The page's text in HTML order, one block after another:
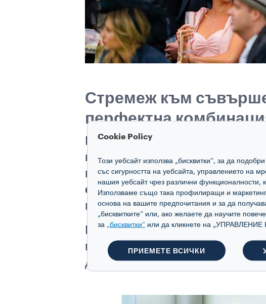
Стремеж към
перфектна
Партньорството между Ascot и
взаименстремежкъм
последните осем години това
смесицамежду автентичния
предлагайки запомнящи се
През цялата година Lavazza
включително в нашите
допълнение към чисто новата
Cookie Policy
Този уебсайт използва „бисквитки“, за да
със сигурността на уебсайта, управлението на
нашия уебсайт чрез различни функционалности,
Използваме също така профилиращи и
основа на вашите предпочитания и за да
„бисквитките“ или, ако желаете да научите
за „бисквитки“ или да кликнете на
ПРИЕМЕТЕ ВСИЧКИ